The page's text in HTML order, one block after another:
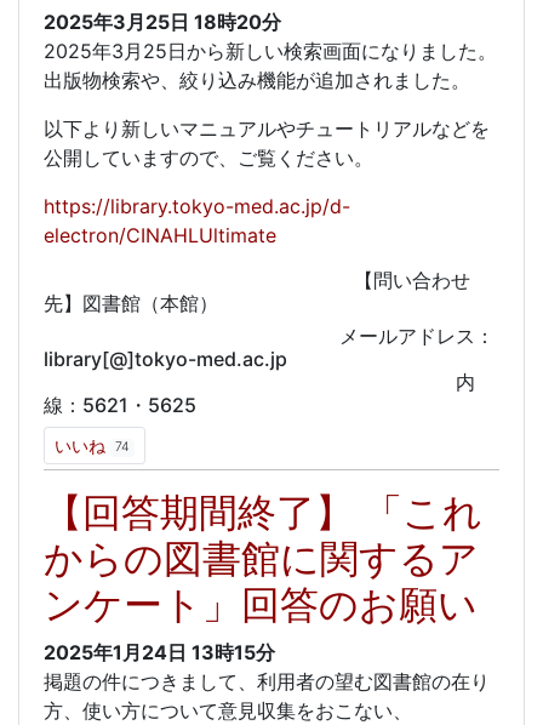
2025年3月25日 18時20分
2025年3月25日から新しい検索画面になりました。
出版物検索や、絞り込み機能が追加されました。
以下より新しいマニュアルやチュートリアルなどを
公開していますので、ご覧ください。
https://library.tokyo-med.ac.jp/d-
electron/CINAHLUltimate
【問い合わせ
先】図書館（本館）
メールアドレス：
library[@]tokyo-med.ac.jp
内
線：5621・5625
いいね 74
【回答期間終了】 「これ
からの図書館に関するア
ンケート」回答のお願い
2025年1月24日 13時15分
掲題の件につきまして、利用者の望む図書館の在り
方、使い方について意見収集をおこない、